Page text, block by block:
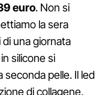
euro. Non si
la sera
una giornata
silicone si
seconda pelle. Il led
di collagene,